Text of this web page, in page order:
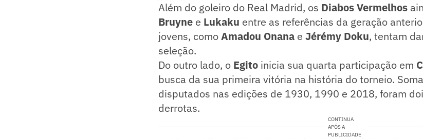
Além do goleiro do Real Madrid, os Diabos Vermelhos
Bruyne e Lukaku entre as referências da geração
jovens, comoAmadou Onana e Jérémy Doku, tentam
seleção.
Do outro lado, o Egito inicia sua quarta participação em
busca da sua primeira vitória na história do torneio.
disputados nas edições de 1930, 1990 e 2018, foram
derrotas.
CONTINUA
APÓS A
PUBLICIDADE